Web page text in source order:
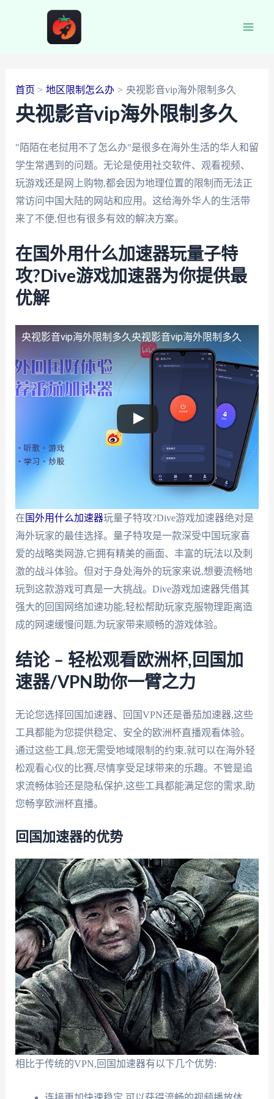
首页 地区限制怎么办 央视影音vip海外限制多久
央视影音vip海外限制多久
"陌陌在老挝用不了怎么办"是很多在海外生活的华人和留
学生常遇到的问题。无论是使用社交软件、观看视频、
玩游戏还是网上购物,都会因为地理位置的限制而无法正
常访问中国大陆的网站和应用。这给海外华人的生活带
来了不便,但也有很多有效的解决方案。
在国外用什么加速器玩量子特
攻?Dive游戏加速器为你提供最
优解
央视影音vip海外限制多久央视影音vip海外限制多久
在 国外用什么加速器玩量子特攻?Dive游戏加速器绝对是
海外玩家的最佳选择。量子特攻是一款深受中国玩家喜
爱的战略类网游,它拥有精美的画面、丰富的玩法以及刺
激的战斗体验。但对于身处海外的玩家来说,想要流畅地
玩到这款游戏可真是一大挑战。Dive游戏加速器凭借其
强大的回国网络加速功能,轻松帮助玩家克服物理距离造
成的网速缓慢问题,为玩家带来顺畅的游戏体验。
结论 – 轻松观看欧洲杯,回国加
速器/VPN助你一臂之力
无论您选择回国加速器、回国VPN还是番茄加速器,这些
工具都能为您提供稳定、安全的欧洲杯直播观看体验。
通过这些工具,您无需受地域限制的约束,就可以在海外轻
松观看心仪的比赛,尽情享受足球带来的乐趣。不管是追
求流畅体验还是隐私保护,这些工具都能满足您的需求,助
您畅享欧洲杯直播。
回国加速器的优势
相比于传统的VPN,回国加速器有以下几个优势: